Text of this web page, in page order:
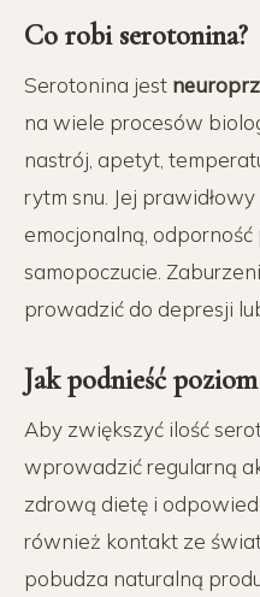
Co robi serotonina?
Serotonina jest
na wiele procesów
nastrój, apetyt,
rytm snu. Jej
emocjonalną,
samopoczucie.
prowadzić do depresji
Jak podnieść
Aby zwiększyć ilość
wprowadzić regularną
zdrową dietę i
również kontakt ze
pobudza naturalną